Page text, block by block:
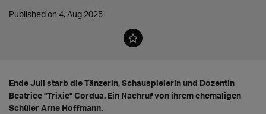
Published on 4. Aug 2025
Ende Juli starb die Tänzerin, Schauspielerin und Dozentin
Beatrice "Trixie" Cordua. Ein Nachruf von ihrem ehemaligen
Schüler Arne Hoffmann.